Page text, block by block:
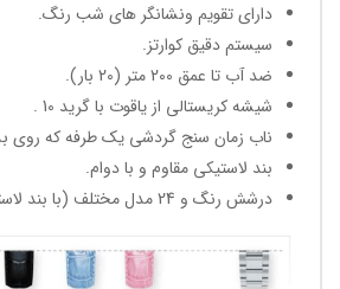
دارای تقویم ونشانگر های شب رنگ.
سیستم دقیق کوارتز.
ضد آب تا عمق 200 متر (20 بار).
شیشه کریستالی از یاقوت با گرید 10 .
ناب زمان سنج گردشی یک طرفه که روی
بند لاستیکی مقاوم و با دوام.
درشش رنگ و 24 مدل مختلف (با بند لاستیکی یا استیل).